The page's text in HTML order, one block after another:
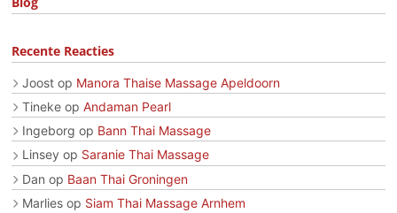
Recente Reacties
Joost op Manora Thaise Massage Apeldoorn
Tineke op Andaman Pearl
Ingeborg op Bann Thai Massage
Linsey op Saranie Thai Massage
Dan op Baan Thai Groningen
Marlies op Siam Thai Massage Arnhem